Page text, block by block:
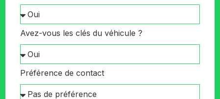
Avez-vous les clés du véhicule ?
Préférence de contact